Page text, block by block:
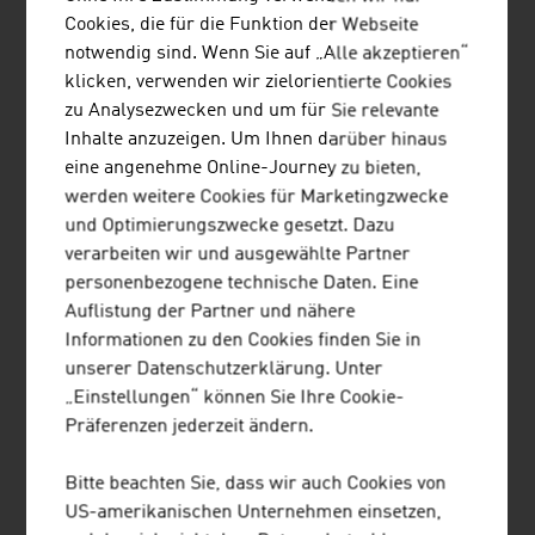
Österreichischer Musikmarkt 2025
Format
Umsatz
in Euro
Marktanteil der
Musikformate in
%
Musik-Streams
202,9
Mio.
CDs 12,4 Mio.
Musik-Downloads 3,0 Mio.
Vinyl-Schallplatten 13,3 Mio.
Musik-DVDs 1,0 Mio.
Cookies, die für die Funktion der Webseite
notwendig sind. Wenn Sie auf „Alle akzeptieren“
klicken, verwenden wir zielorientierte Cookies
zu Analysezwecken und um für Sie relevante
Inhalte anzuzeigen. Um Ihnen darüber hinaus
eine angenehme Online-Journey zu bieten,
werden weitere Cookies für Marketingzwecke
und Optimierungszwecke gesetzt. Dazu
verarbeiten wir und ausgewählte Partner
personenbezogene technische Daten. Eine
Auflistung der Partner und nähere
Informationen zu den Cookies finden Sie in
unserer Datenschutzerklärung. Unter
„Einstellungen“ können Sie Ihre Cookie-
Präferenzen jederzeit ändern.
Bitte beachten Sie, dass wir auch Cookies von
US-amerikanischen Unternehmen einsetzen,